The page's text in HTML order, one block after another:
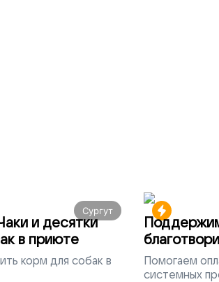
Сургут
и десятки
в приюте
корм для собак в
всей
Помогаем
системных